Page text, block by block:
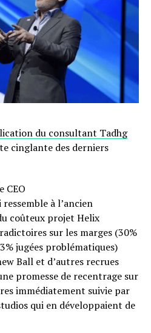
du consultant Tadhg
cinglante des derniers
CEO
à l’ancien
coûteux projet Helix
sur les marges (30%
jugées problématiques)
Ball et d’autres recrues
promesse de recentrage sur
immédiatement suivie par
qui en développaient de